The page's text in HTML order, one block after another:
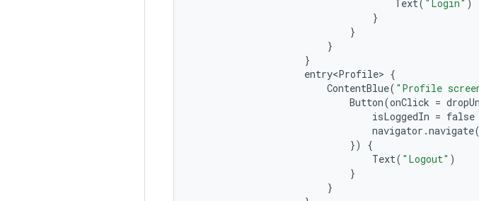
Text( "Login" )
}
}
}
}
entry<Profile> {
ContentBlue( "Profile
Button(onClick =
isLoggedIn = false
navigator .navigate(
})
{
Text( "Logout" )
}
}